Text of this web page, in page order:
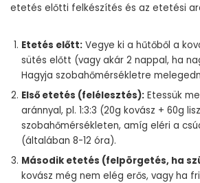
etetés előtti felkészítés és az etetési
Etetés előtt: Vegye ki a hűtőből a
sütés előtt (vagy akár 2 nappal, ha
Hagyja szobahőmérsékletre
Első etetés (felélesztés): Etessük
aránnyal, pl. 1:3:3 (20g kovász + 60g
szobahőmérsékleten, amíg eléri a
(általában 8-12 óra).
Második etetés (felpörgetés, ha
kovász még nem elég erős, vagy ha